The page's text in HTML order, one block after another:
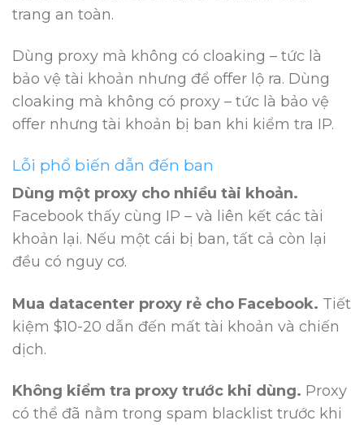
trang an toàn.
Dùng proxy mà không có cloaking – tức là
bảo vệ tài khoản nhưng để offer lộ ra. Dùng
cloaking mà không có proxy – tức là bảo vệ
offer nhưng tài khoản bị ban khi kiểm tra IP.
Lỗi phổ biến dẫn đến ban
Dùng một proxy cho nhiều tài khoản.
Facebook thấy cùng IP – và liên kết các tài
khoản lại. Nếu một cái bị ban, tất cả còn lại
đều có nguy cơ.
Mua datacenter proxy rẻ cho Facebook. Tiết
kiệm $10-20 dẫn đến mất tài khoản và chiến
dịch.
Không kiểm tra proxy trước khi dùng. Proxy
có thể đã nằm trong spam blacklist trước khi